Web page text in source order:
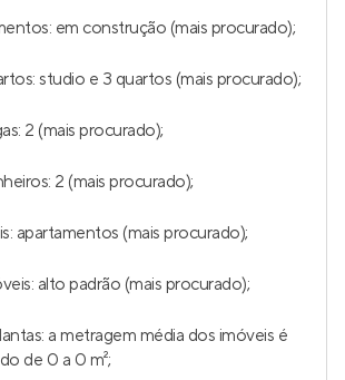
em construção (mais procurado);
studio e 3 quartos (mais procurado);
2 (mais procurado);
2 (mais procurado);
apartamentos (mais procurado);
alto padrão (mais procurado);
a metragem média dos imóveis é
de 0 a 0 m²;